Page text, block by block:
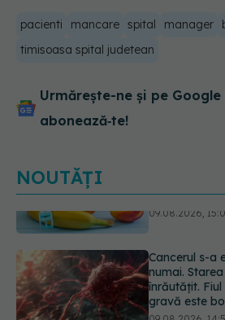
pacienti mancare spital manager
timisoasa spital judetean
Urmărește-ne și pe Google
abonează‑te!
NOUTĂȚI
numai.
înrăutățit. Fiul
gravă este
09.08.2026,